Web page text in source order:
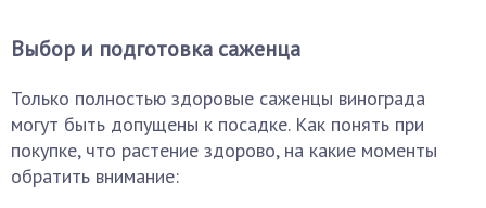
Выбор и подготовка саженца
Только полностью здоровые саженцы винограда
могут быть допущены к посадке. Как понять при
покупке, что растение здорово, на какие моменты
обратить внимание: